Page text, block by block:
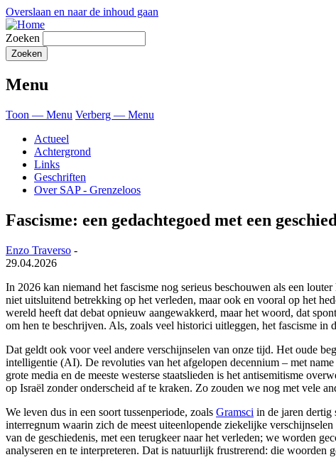
Overslaan en naar de inhoud gaan
Zoeken
Menu
Toon — Menu Verberg — Menu
Actueel
Achtergrond
Links
Geschriften
Over SAP - Grenzeloos
Fascisme: een gedachtegoed met een
Enzo Traverso -
29.04.2026
In 2026 kan niemand het fascisme nog serieus beschouwen als een
niet uitsluitend betrekking op het verleden, maar ook en vooral op het
wereld heeft dat debat opnieuw aangewakkerd, maar het woord, dat
om hen te beschrijven. Als, zoals veel historici uitleggen, het fascisme
Dat geldt ook voor veel andere verschijnselen van onze tijd. Het oude
intelligentie (AI). De revoluties van het afgelopen decennium – met
grote media en de meeste westerse staatslieden is het antisemitisme
op Israël zonder onderscheid af te kraken. Zo zouden we nog met vele
We leven dus in een soort tussenperiode, zoals Gramsci in de jaren dertig
interregnum waarin zich de meest uiteenlopende ziekelijke
van de geschiedenis, met een terugkeer naar het verleden; we worden
analyseren en te interpreteren. Dat is natuurlijk frustrerend: die